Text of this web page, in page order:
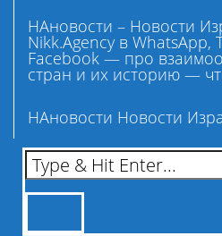
НАновости – Новости
Nikk.Agency в WhatsApp,
Facebook — про
стран и их историю —
НАновости Новости